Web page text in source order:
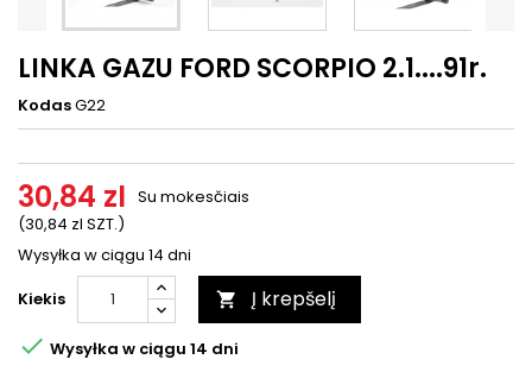
LINKA GAZU FORD SCORPIO 2.1....91r.
KodasG22
30,84 zl
(30,84 zl SZT.)
Su mokesčiais
Wysyłka w ciągu 14 dni
Kiekis
 Į krepšelį
 Wysyłka w ciągu 14 dni